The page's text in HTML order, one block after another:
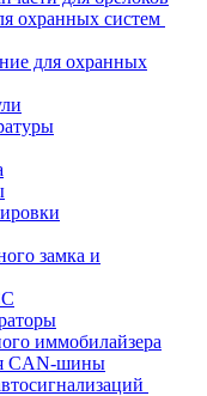
охранных систем
для охранных
замка и
иммобилайзера
CAN-шины